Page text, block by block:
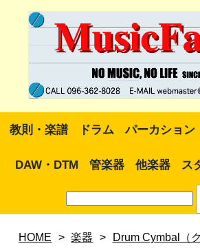
教則・楽譜 ドラム パーカション
DAW・DTM 管楽器 他楽器 ス
HOME > 楽器 > Drum Cymbal（